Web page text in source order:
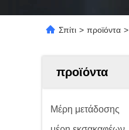
Σπίτι > προϊόντα >
προϊόντα
Μέρη μετάδοσης